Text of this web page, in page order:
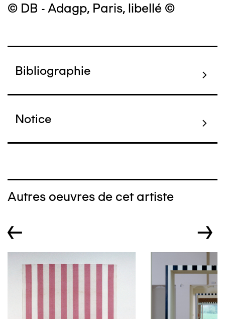
© DB - Adagp, Paris, libellé ©
Bibliographie
Notice
Autres oeuvres de cet artiste
← →